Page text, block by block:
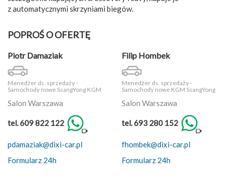
z automatycznymi skrzyniami biegów.
POPROŚ O OFERTĘ
Piotr Damaziak
Menedżer ds. sprzedaży -
Samochody nowe SsangYong KGM
Salon Warszawa
tel. 609 822 122
pdamaziak@dixi-car.pl
Formularz 24h
Filip Hombek
Menedżer ds. sprzedaży -
Samochody nowe KGM SsangYong
Salon Warszawa
tel. 693 280 152
fhombek@dixi-car.pl
Formularz 24h